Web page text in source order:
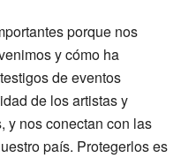
porque nos
y cómo ha
de eventos
de los artistas y
y nos conectan con las
país. Protegerlos es